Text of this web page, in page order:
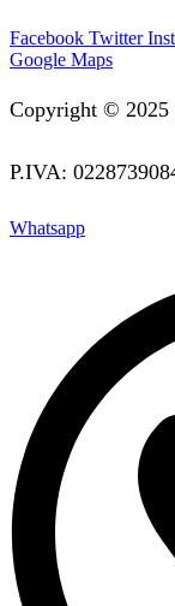
Facebook Twitter
Google Maps
Copyright © 2025
P.IVA:
Whatsapp